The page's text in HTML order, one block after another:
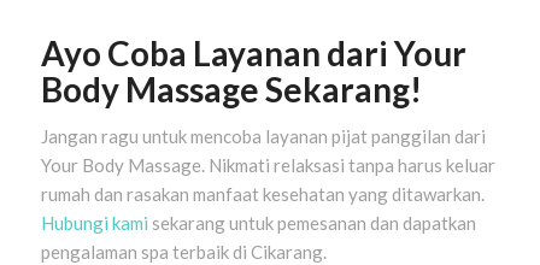
Ayo Coba Layanan dari Your
Body Massage Sekarang!
Jangan ragu untuk mencoba layanan pijat panggilan dari
Your Body Massage. Nikmati relaksasi tanpa harus keluar
rumah dan rasakan manfaat kesehatan yang ditawarkan.
Hubungi kami sekarang untuk pemesanan dan dapatkan
pengalaman spa terbaik di Cikarang.